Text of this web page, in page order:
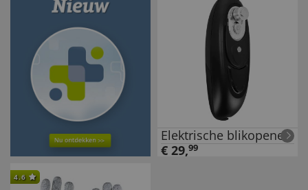
Elektrische blikopener
€ 29,99
4.6